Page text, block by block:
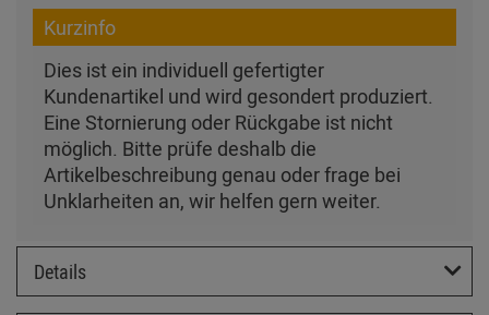
Kurzinfo
Dies ist ein individuell gefertigter
Kundenartikel und wird gesondert produziert.
Eine Stornierung oder Rückgabe ist nicht
möglich. Bitte prüfe deshalb die
Artikelbeschreibung genau oder frage bei
Unklarheiten an, wir helfen gern weiter.
Details